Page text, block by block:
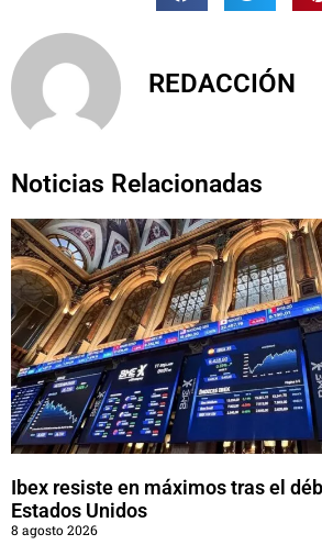
REDACCIÓN
Noticias Relacionadas
Ibex resiste en máximos tras el
Estados Unidos
8 agosto 2026